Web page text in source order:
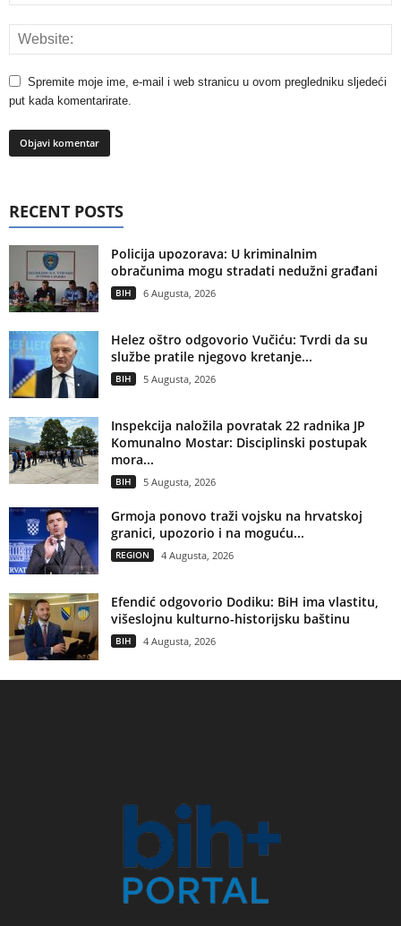
Spremite moje ime, e-mail i web stranicu u ovom pregledniku sljedeći
put kada komentarirate.
RECENT POSTS
Policija upozorava: U kriminalnim
obračunima mogu stradati nedužni građani
BIH 6 Augusta, 2026
Helez oštro odgovorio Vučiću: Tvrdi da su
službe pratile njegovo kretanje...
BIH 5 Augusta, 2026
Inspekcija naložila povratak 22 radnika JP
Komunalno Mostar: Disciplinski postupak
mora...
BIH 5 Augusta, 2026
Grmoja ponovo traži vojsku na hrvatskoj
granici, upozorio i na moguću...
REGION 4 Augusta, 2026
Efendić odgovorio Dodiku: BiH ima vlastitu,
višeslojnu kulturno-historijsku baštinu
BIH 4 Augusta, 2026